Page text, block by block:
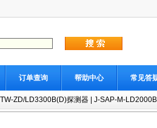
订单查询 帮助中心 常见答
ZD/LD3300B(D)探测器 J-SAP-M-